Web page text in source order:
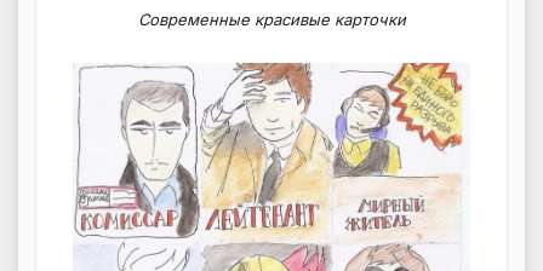
Современные красивые карточки